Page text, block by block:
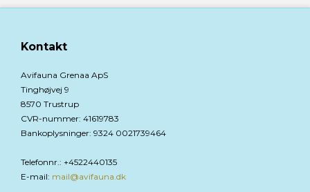
Kontakt
Avifauna Grenaa ApS
Tinghøjvej 9
8570 Trustrup
CVR-nummer: 41619783
Bankoplysninger: 9324 0021739464
Telefonnr. : +4522440135
E-mail: mail@avifauna.dk